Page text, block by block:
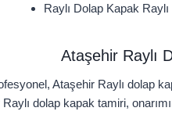
Raylı Dolap Kapak
Ataşehir Raylı
Ataşehir Raylı dolap
dolap kapak tamiri,